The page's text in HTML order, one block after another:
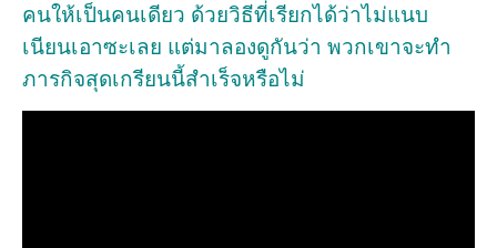
คนให้เป็นคนเดียว ด้วยวิธีที่เรียกได้ว่าไม่แนบ
เนียนเอาซะเลย แต่มาลองดูกันว่า พวกเขาจะทำ
ภารกิจสุดเกรียนนี้สำเร็จหรือไม่